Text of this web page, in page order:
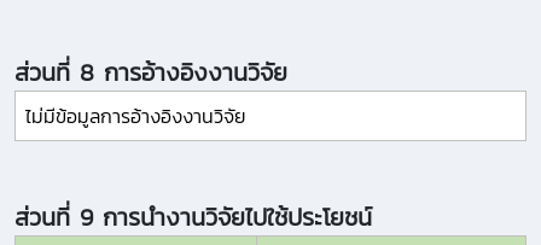
ส่วนที่ 8 การอ้างอิงงานวิจัย
ไม่มีข้อมูลการอ้างอิงงานวิจัย
ส่วนที่ 9 การนำงานวิจัยไปใช้ประโยชน์